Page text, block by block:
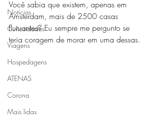
Notícias
Curiosidades
Viagens
Hospedagens
ATENAS
Corona
Mais lidas
Você sabia que existem, apenas em
Amsterdam, mais de 2500 casas
flutuantes? Eu sempre me pergunto se
teria coragem de morar em uma dessas.